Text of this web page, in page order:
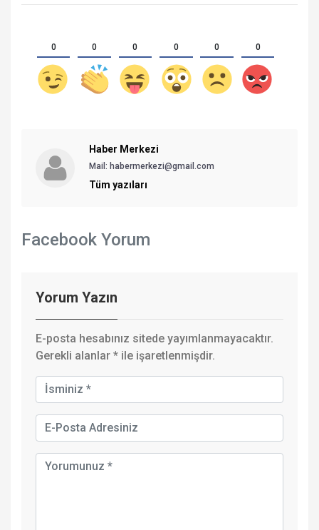
0 0 0 0 0 0
Haber Merkezi
Mail: habermerkezi@gmail.com
Tüm yazıları
Facebook Yorum
Yorum Yazın
E-posta hesabınız sitede yayımlanmayacaktır.
Gerekli alanlar * ile işaretlenmişdir.